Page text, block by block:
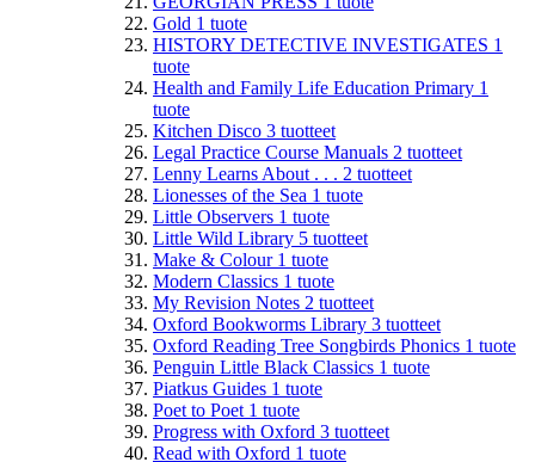
Gold 1 tuote
HISTORY DETECTIVE INVESTIGATES 1
tuote
Health and Family Life Education Primary 1
tuote
Kitchen Disco 3 tuotteet
Legal Practice Course Manuals 2 tuotteet
Lenny Learns About . . . 2 tuotteet
Lionesses of the Sea 1 tuote
Little Observers 1 tuote
Little Wild Library 5 tuotteet
Make & Colour 1 tuote
Modern Classics 1 tuote
My Revision Notes 2 tuotteet
Oxford Bookworms Library 3 tuotteet
Oxford Reading Tree Songbirds Phonics 1 tuote
Penguin Little Black Classics 1 tuote
Piatkus Guides 1 tuote
Poet to Poet 1 tuote
Progress with Oxford 3 tuotteet
Read with Oxford 1 tuote